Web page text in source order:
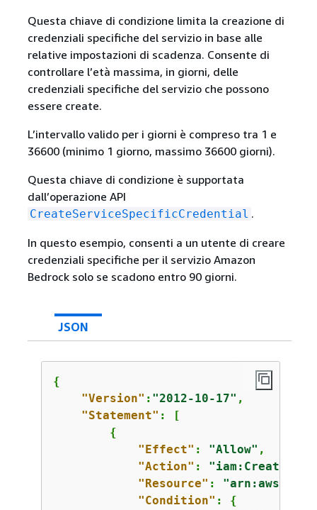
Questa chiave di condizione limita la creazione di
credenziali specifiche del servizio in base alle
relative impostazioni di scadenza. Consente di
controllare l’età massima, in giorni, delle
credenziali specifiche del servizio che possono
essere create.
L’intervallo valido per i giorni è compreso tra 1 e
36600 (minimo 1 giorno, massimo 36600 giorni).
Questa chiave di condizione è supportata
dall’operazione API
CreateServiceSpecificCredential .
In questo esempio, consenti a un utente di creare
credenziali specifiche per il servizio Amazon
Bedrock solo se scadono entro 90 giorni.
JSON
{
"Version" : "2012-10-17" ,
"Statement" : [
{
"Effect" : "Allow" ,
"Action" :
"Resource" :
"Condition" : {